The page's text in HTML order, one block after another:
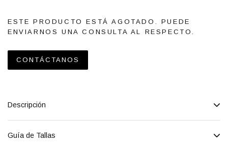
ESTE PRODUCTO ESTÁ AGOTADO. PUEDE
ENVIARNOS UNA CONSULTA AL RESPECTO.
CONTÁCTANOS
Descripción
Guía de Tallas